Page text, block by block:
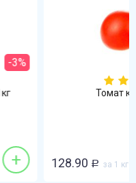
-3%
+
Томат
128.90 Р за 1 кг